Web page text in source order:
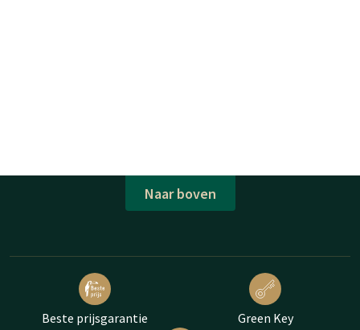
Naar boven
Beste prijsgarantie Green Key